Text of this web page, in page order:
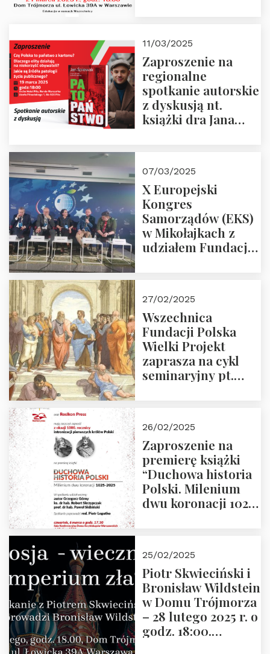
i prof.
Krasnodębski
11/03/2025
Zaproszenie na
regionalne
spotkanie autorskie
z dyskusją nt.
książki dra Jana
07/03/2025
X Europejski
Kongres
Samorządów (EKS)
w Mikołajkach z
udziałem Fundacji
27/02/2025
Wszechnica
Fundacji Polska
Wielki Projekt
zaprasza na cykl
seminaryjny pt.
26/02/2025
Zaproszenie na
premierę książki
“Duchowa historia
Polski. Milenium
dwu koronacji 1025-
2025 r. godz. 17:30,
DAW ul. Miodowa
17/19
25/02/2025
Piotr Skwieciński i
Bronisław Wildstein
w Domu Trójmorza
– 28 lutego 2025 r. o
godz. 18:00.